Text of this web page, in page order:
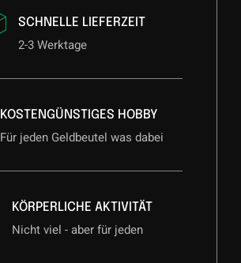
SCHNELLE LIEFERZEIT
2-3 Werktage
KOSTENGÜNSTIGES HOBBY
Für jeden Geldbeutel was dabei
KÖRPERLICHE AKTIVITÄT
Nicht viel - aber für jeden